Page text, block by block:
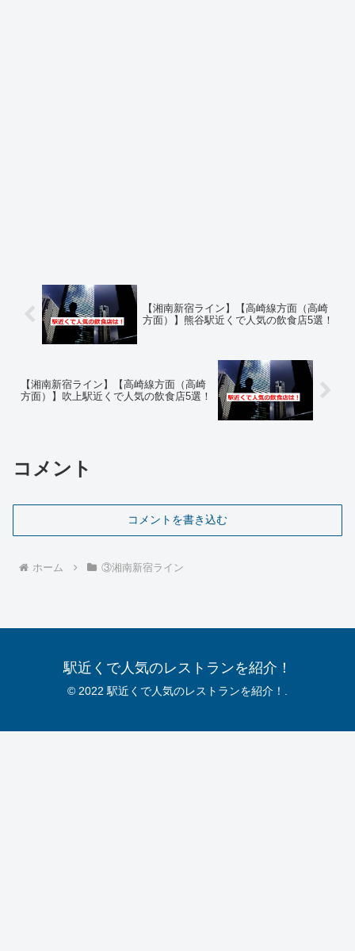
【湘南新宿ライン】【高崎線方面（高崎
方面）】熊谷駅近くで人気の飲食店5選！
【湘南新宿ライン】【高崎線方面（高崎
方面）】吹上駅近くで人気の飲食店5選！
コメント
コメントを書き込む
ホーム ③湘南新宿ライン
駅近くで人気のレストランを紹介！
© 2022 駅近くで人気のレストランを紹介！.